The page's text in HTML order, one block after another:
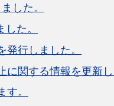
した。
た。
発行しました。
関する情報を更新し
。